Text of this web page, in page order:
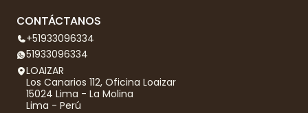
CONTÁCTANOS
+51933096334
51933096334
LOAIZAR
Los Canarios 112, Oficina Loaizar
15024 Lima - La Molina
Lima - Perú